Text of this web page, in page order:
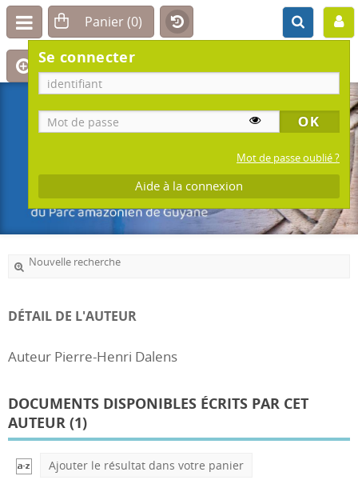
Se connecter
Mot de passe oublié ?
Aide à la connexion
Nouvelle recherche
DÉTAIL DE L'AUTEUR
Auteur Pierre-Henri Dalens
DOCUMENTS DISPONIBLES ÉCRITS PAR CET
AUTEUR (1)
Ajouter le résultat dans votre panier